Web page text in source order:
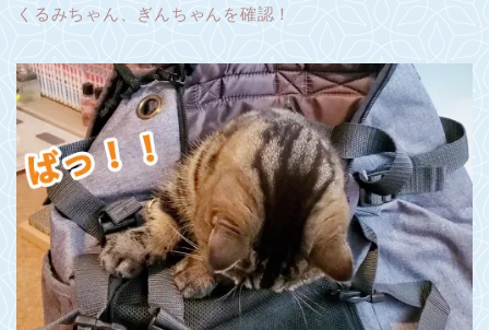
くるみちゃん、ぎんちゃんを確認！